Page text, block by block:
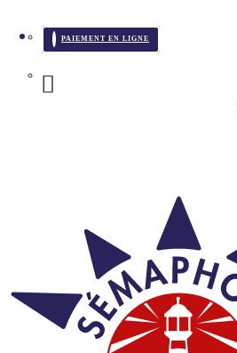
PAIEMENT EN LIGNE